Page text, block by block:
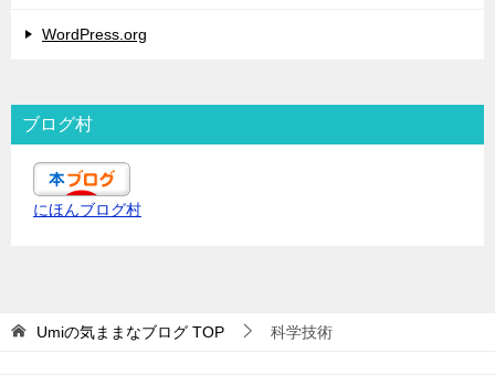
WordPress.org
ブログ村
にほんブログ村
Umiの気ままなブログ TOP 科学技術